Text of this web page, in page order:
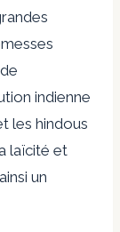
indienne
les hindous
laïcité et
un